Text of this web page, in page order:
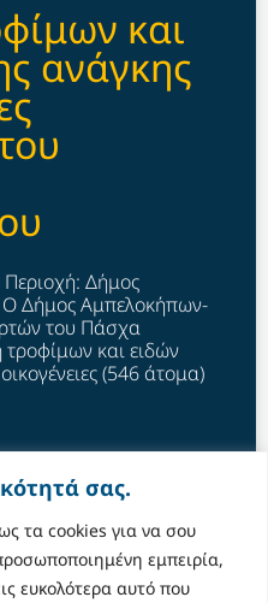
σας.
τα cookies για να σου
εμπειρία,
ευκολότερα αυτό που
και
ανάγκης
Δήμος
Δήμος Αμπελοκήπων-
του Πάσχα
και ειδών
(546 άτομα)